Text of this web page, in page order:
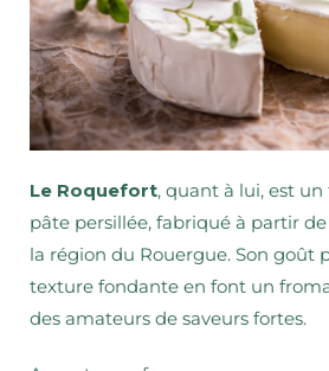
Le Roquefort, quant à lui, est
pâte persillée, fabriqué à partir
la région du Rouergue. Son goût
texture fondante en font un
des amateurs de saveurs fortes.